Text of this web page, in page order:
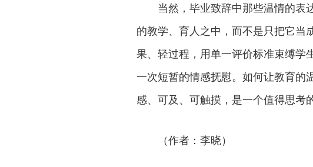
当然，毕业致辞中那些温情的表
的教学、育人之中，而不是只把它当
果、轻过程，用单一评价标准束缚学
一次短暂的情感抚慰。如何让教育的
感、可及、可触摸，是一个值得思考
（作者：李晓）